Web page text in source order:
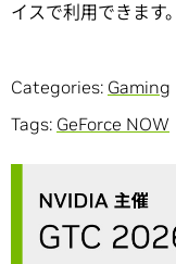
イスで利用できます。
Categories: Gaming
Tags: GeForce NOW